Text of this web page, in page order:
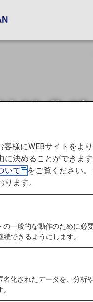
特典
お知らせ 提携航空会
典航空券
携航空会社特典航
時間）以降にご発
いた場合でも、適
客様にWEBサイトをよ
に決めることができま
いて
をご覧ください
ます。
の一般的な動作のために必
できるようにします。
名化されたデータを、分析